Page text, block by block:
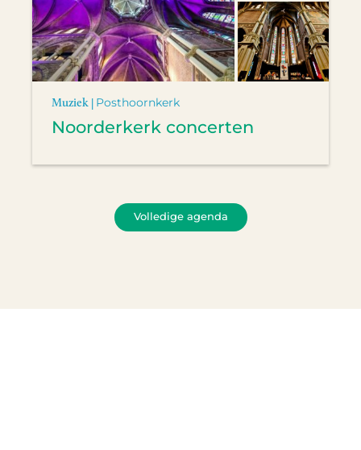
Muziek | Posthoornkerk
Noorderkerk concerten
Volledige agenda